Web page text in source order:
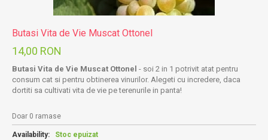
Butasi Vita de Vie Muscat Ottonel
14,00 RON
Butasi Vita de Vie Muscat Ottonel - soi 2 in 1 potrivit atat pentru
consum cat si pentru obtinerea vinurilor. Alegeti cu incredere, daca
dortiti sa cultivati vita de vie pe terenurile in panta!
Doar 0 ramase
Availability: Stoc epuizat